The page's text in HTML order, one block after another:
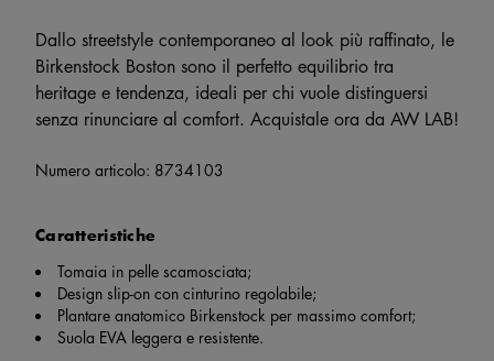
Dallo streetstyle contemporaneo al look più raffinato, le
Birkenstock Boston sono il perfetto equilibrio tra
heritage e tendenza, ideali per chi vuole distinguersi
senza rinunciare al comfort. Acquistale ora da AW LAB!
Numero articolo: 8734103
Caratteristiche
Tomaia in pelle scamosciata;
Design slip-on con cinturino regolabile;
Plantare anatomico Birkenstock per massimo comfort;
Suola EVA leggera e resistente.